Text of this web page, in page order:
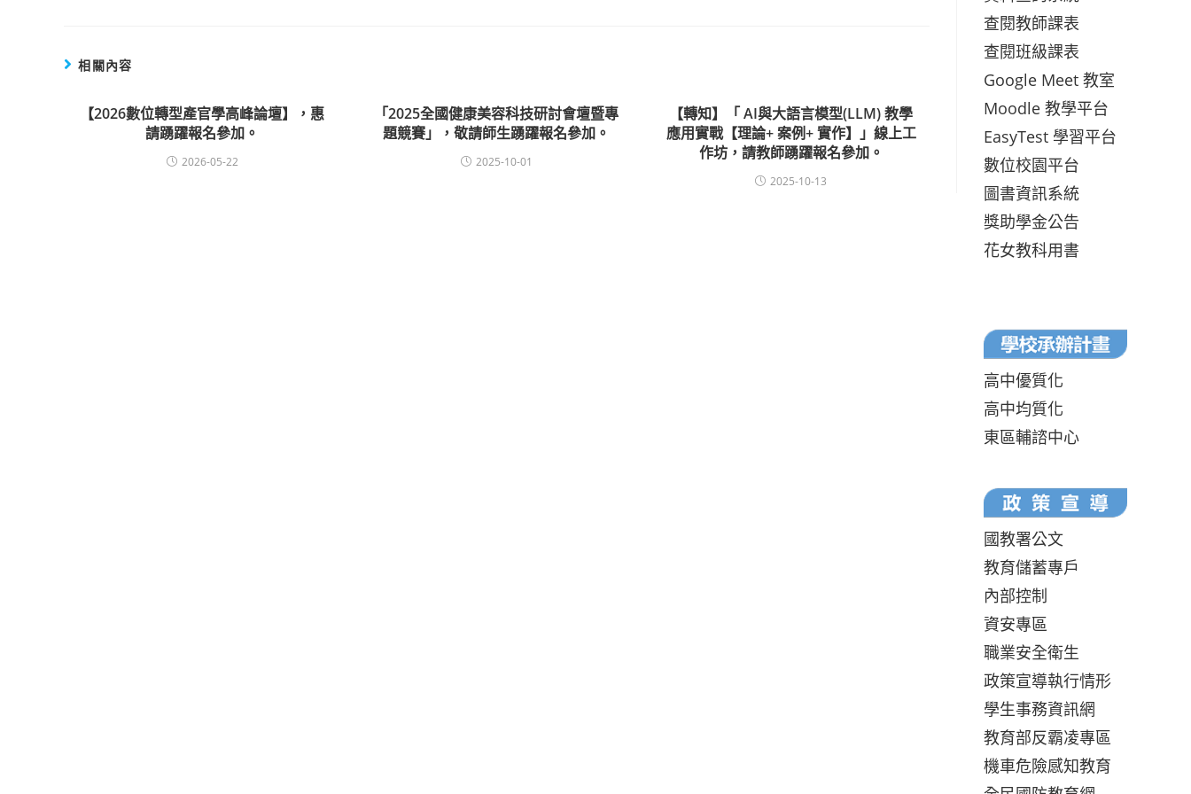
相關內容
【2026數位轉型產官學高峰論壇】，惠
請踴躍報名參加。
2026-05-22
「2025全國健康美容科技研討會壇暨專
題競賽」，敬請師生踴躍報名參加。
2025-10-01
【轉知】「 AI與大語言模型(LLM) 教學
應用實戰【理論+ 案例+ 實作】」線上工
作坊，請教師踴躍報名參加。
2025-10-13
查閱教師課表
查閱班級課表
Google Meet 教室
Moodle 教學平台
EasyTest 學習平台
數位校園平台
圖書資訊系統
獎助學金公告
花女教科用書
高中優質化
高中均質化
東區輔諮中心
國教署公文
教育儲蓄專戶
內部控制
資安專區
職業安全衛生
政策宣導執行情形
學生事務資訊網
教育部反霸凌專區
機車危險感知教育